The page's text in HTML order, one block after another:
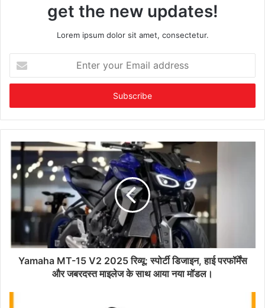
get the new updates!
Lorem ipsum dolor sit amet, consectetur.
your
Email
Yamaha MT-15 V2 2025 रिव्यू: स्पोर्टी डिजाइन, हाई परफॉर्मेंस
और जबरदस्त माइलेज के साथ आया नया मॉडल।